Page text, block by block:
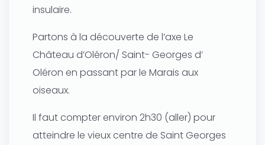
insulaire.
Partons à la découverte de l’axe Le
Château d’Oléron/ Saint- Georges d’
Oléron en passant par le Marais aux
oiseaux.
Il faut compter environ 2h30 (aller) pour
atteindre le vieux centre de Saint Georges